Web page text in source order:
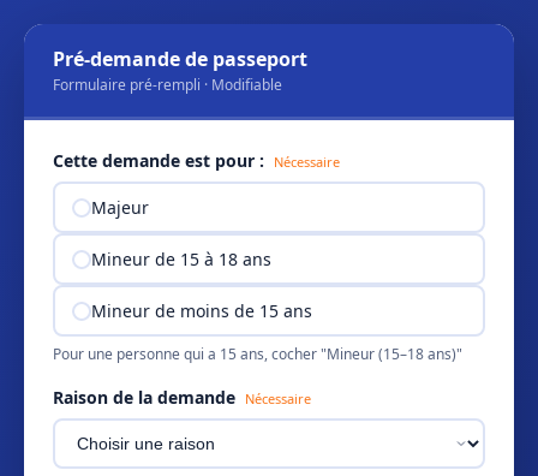
Pré-demande de passeport
Formulaire pré-rempli · Modifiable
Cette demande est pour : Nécessaire
Majeur
Mineur de 15 à 18 ans
Mineur de moins de 15 ans
Pour une personne qui a 15 ans, cocher "Mineur (15–18 ans)"
Raison de la demande Nécessaire